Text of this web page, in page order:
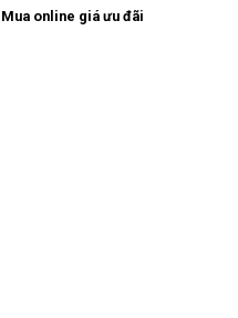
Mua online giá ưu đãi